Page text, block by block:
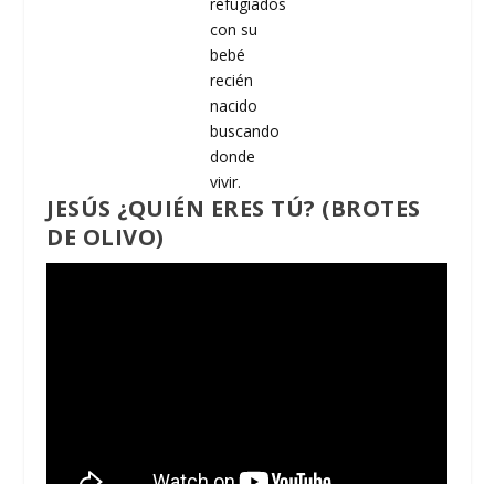
con su
bebé
recién
nacido
buscando
donde
vivir.
JESÚS ¿QUIÉN ERES TÚ? (BROTES
DE OLIVO)